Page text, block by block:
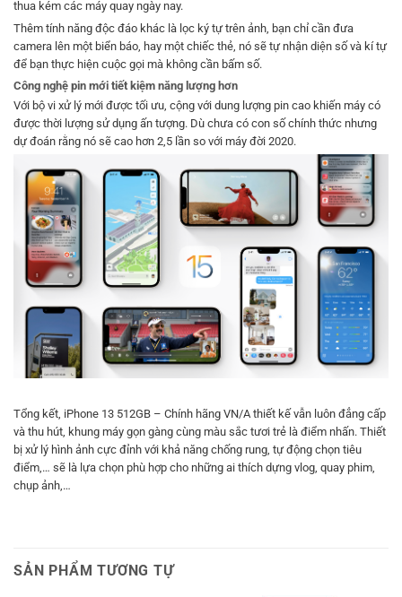
thua kém các máy quay ngày nay.
Thêm tính năng độc đáo khác là lọc ký tự trên ảnh, bạn chỉ cần đưa
camera lên một biển báo, hay một chiếc thẻ, nó sẽ tự nhận diện số và kí tự
để bạn thực hiện cuộc gọi mà không cần bấm số.
Công nghệ pin mới tiết kiệm năng lượng hơn
Với bộ vi xử lý mới được tối ưu, cộng với dung lượng pin cao khiến máy có
được thời lượng sử dụng ấn tượng. Dù chưa có con số chính thức nhưng
dự đoán rằng nó sẽ cao hơn 2,5 lần so với máy đời 2020.
Tổng kết, iPhone 13 512GB – Chính hãng VN/A thiết kế vẫn luôn đẳng cấp
và thu hút, khung máy gọn gàng cùng màu sắc tươi trẻ là điểm nhấn. Thiết
bị xử lý hình ảnh cực đỉnh với khả năng chống rung, tự động chọn tiêu
điểm,… sẽ là lựa chọn phù hợp cho những ai thích dựng vlog, quay phim,
chụp ảnh,…
SẢN PHẨM TƯƠNG TỰ